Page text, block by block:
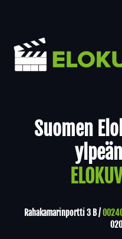
Suomen
Rahakamarinportti 3 B /